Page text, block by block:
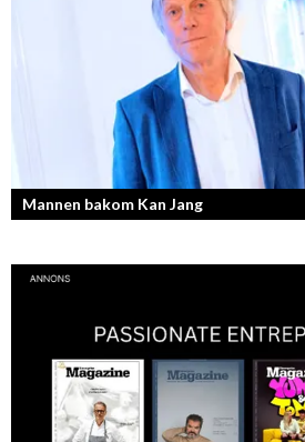
Mannen bakom Kan Jang
Georg Wikman är grundaren bakom